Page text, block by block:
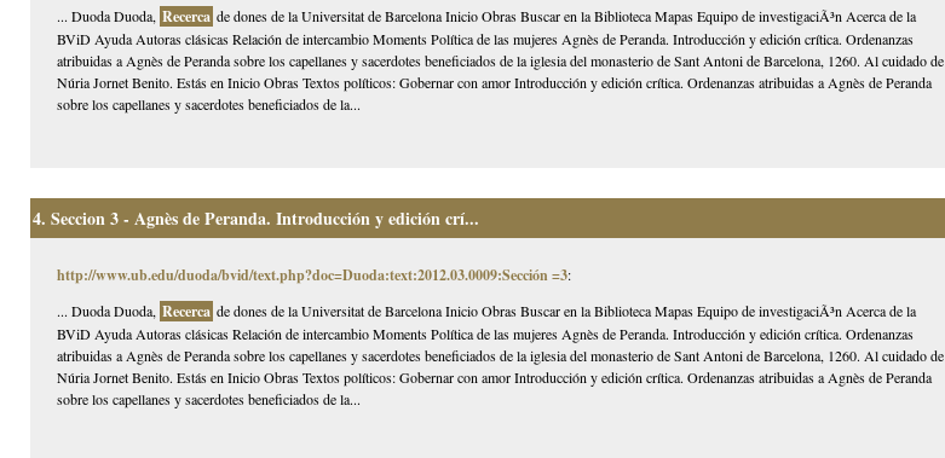
... Duoda Duoda, Recerca de dones de la Universitat de Barcelona Inicio Obras Buscar en la Biblioteca Mapas Equipo de investigaciÃ³n Acerca de la
BViD Ayuda Autoras clásicas Relación de intercambio Moments Política de las mujeres Agnès de Peranda. Introducción y edición crítica. Ordenanzas
atribuidas a Agnès de Peranda sobre los capellanes y sacerdotes beneficiados de la iglesia del monasterio de Sant Antoni de Barcelona, 1260. Al cuidado de
Núria Jornet Benito. Estás en Inicio Obras Textos políticos: Gobernar con amor Introducción y edición crítica. Ordenanzas atribuidas a Agnès de Peranda
sobre los capellanes y sacerdotes beneficiados de la...
4. Seccion 3 - Agnès de Peranda. Introducción y edición crí...
http://www.ub.edu/duoda/bvid/text.php?doc=Duoda:text:2012.03.0009:Sección =3:
... Duoda Duoda, Recerca de dones de la Universitat de Barcelona Inicio Obras Buscar en la Biblioteca Mapas Equipo de investigaciÃ³n Acerca de la
BViD Ayuda Autoras clásicas Relación de intercambio Moments Política de las mujeres Agnès de Peranda. Introducción y edición crítica. Ordenanzas
atribuidas a Agnès de Peranda sobre los capellanes y sacerdotes beneficiados de la iglesia del monasterio de Sant Antoni de Barcelona, 1260. Al cuidado de
Núria Jornet Benito. Estás en Inicio Obras Textos políticos: Gobernar con amor Introducción y edición crítica. Ordenanzas atribuidas a Agnès de Peranda
sobre los capellanes y sacerdotes beneficiados de la...